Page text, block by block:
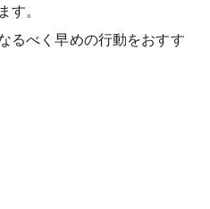
す。
るべく早めの行動をおすす